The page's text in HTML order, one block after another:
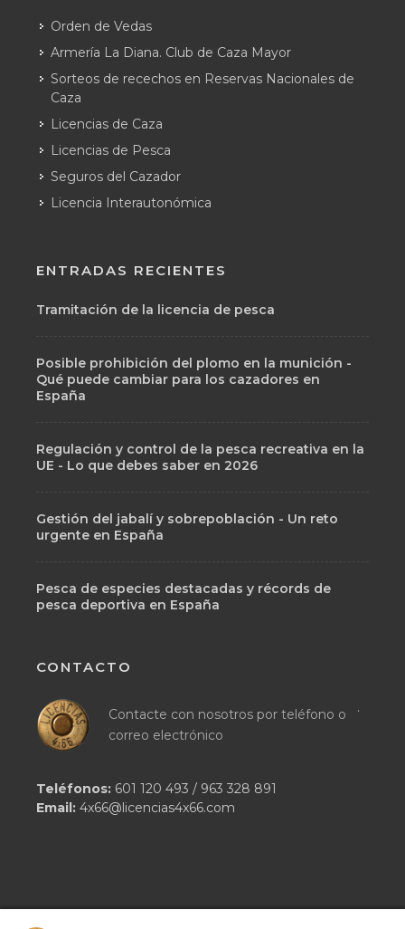
Orden de Vedas
Armería La Diana. Club de Caza Mayor
Sorteos de recechos en Reservas Nacionales de
Caza
Licencias de Caza
Licencias de Pesca
Seguros del Cazador
Licencia Interautonómica
ENTRADAS RECIENTES
Tramitación de la licencia de pesca
Posible prohibición del plomo en la munición -
Qué puede cambiar para los cazadores en
España
Regulación y control de la pesca recreativa en la
UE - Lo que debes saber en 2026
Gestión del jabalí y sobrepoblación - Un reto
urgente en España
Pesca de especies destacadas y récords de
pesca deportiva en España
CONTACTO
Contacte con nosotros por teléfono o
correo electrónico
.
Teléfonos: 601 120 493 / 963 328 891
Email: 4x66@licencias4x66.com